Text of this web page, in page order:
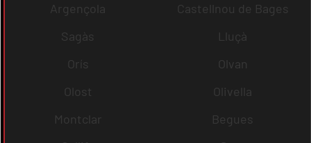
Argençola
Castellnou de Bages
Sagàs
Lluçà
Orís
Olvan
Olost
Olivella
Montclar
Begues